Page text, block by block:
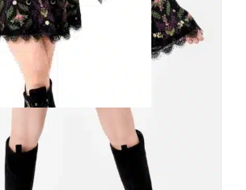
Minikleid Wilderwood